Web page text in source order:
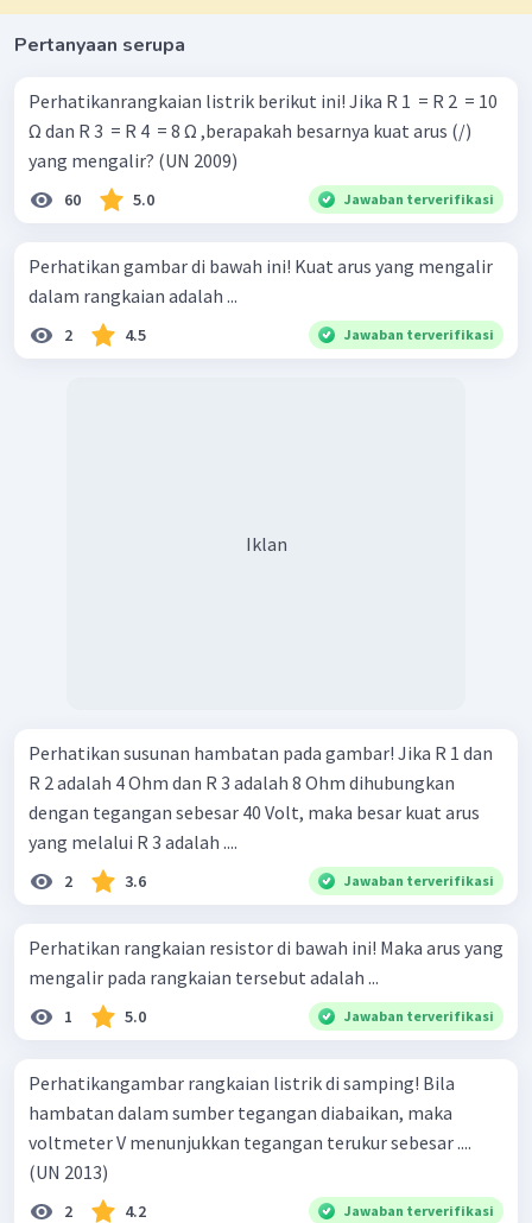
Pertanyaan serupa
Perhatikanrangkaian listrik berikut ini! Jika R 1 ​ = R 2 ​ = 10
Ω dan R 3 ​ = R 4 ​ = 8 Ω ,berapakah besarnya kuat arus (/)
yang mengalir? (UN 2009)
60 5.0 Jawaban terverifikasi
Perhatikan gambar di bawah ini! Kuat arus yang mengalir
dalam rangkaian adalah ...
2 4.5 Jawaban terverifikasi
Iklan
Perhatikan susunan hambatan pada gambar! Jika R 1 dan
R 2 adalah 4 Ohm dan R 3 adalah 8 Ohm dihubungkan
dengan tegangan sebesar 40 Volt, maka besar kuat arus
yang melalui R 3 adalah ....
2 3.6 Jawaban terverifikasi
Perhatikan rangkaian resistor di bawah ini! Maka arus yang
mengalir pada rangkaian tersebut adalah ...
1 5.0 Jawaban terverifikasi
Perhatikangambar rangkaian listrik di samping! Bila
hambatan dalam sumber tegangan diabaikan, maka
voltmeter V menunjukkan tegangan terukur sebesar ....
(UN 2013)
2 4.2 Jawaban terverifikasi